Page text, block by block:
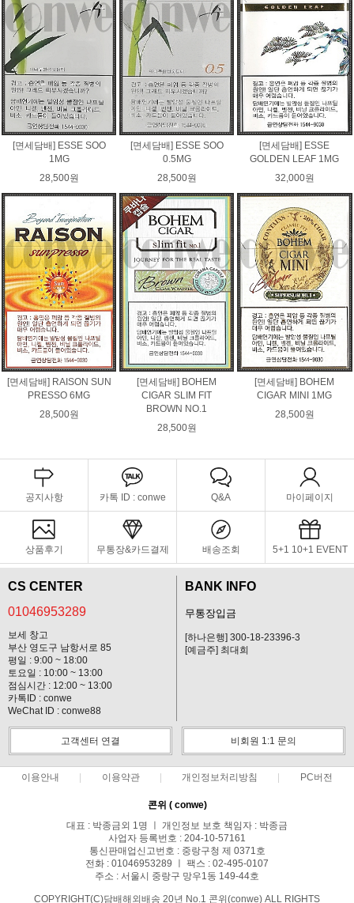
[면세담배] ESSE SOO
1MG
28,500원
[면세담배] ESSE SOO
0.5MG
28,500원
[면세담배] ESSE
GOLDEN LEAF 1MG
32,000원
[면세담배] RAISON SUN
PRESSO 6MG
28,500원
[면세담배] BOHEM
CIGAR SLIM FIT
BROWN NO.1
28,500원
[면세담배] BOHEM
CIGAR MINI 1MG
28,500원
공지사항 카톡 ID : conwe Q&A 마이페이지
상품후기 무통장&카드결제 배송조회 5+1 10+1 EVENT
CS CENTER
01046953289
보세 창고
부산 영도구 남항서로 85
평일 : 9:00 ~ 18:00
토요일 : 10:00 ~ 13:00
점심시간 : 12:00 ~ 13:00
카톡ID : conwe
WeChat ID : conwe88
BANK INFO
무통장입금
[하나은행] 300-18-23396-3
[예금주] 최대희
고객센터 연결 비회원 1:1 문의
이용안내 이용약관 개인정보처리방침 PC버전
콘위 ( conwe)
대표 : 박종금외 1명 ㅣ 개인정보 보호 책임자 : 박종금
사업자 등록번호 : 204-10-57161
통신판매업신고번호 : 중랑구청 제 0371호
전화 : 01046953289 ㅣ 팩스 : 02-495-0107
주소 : 서울시 중랑구 망우1동 149-44호
COPYRIGHT(C)담배해외배송 20년 No.1 콘위(conwe) ALL RIGHTS